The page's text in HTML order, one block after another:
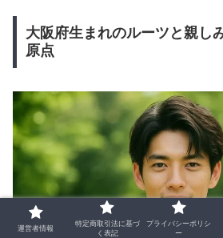
大阪府生まれのルーツと親し
原点
運営者情報
特定商取引法に基づ
く表記
プライバシーポリシ
ー